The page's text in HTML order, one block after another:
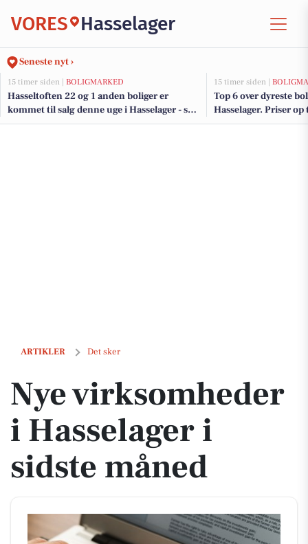
VORES Hasselager
Seneste nyt ›
15 timer siden | BOLIGMARKED
Hasseltoften 22 og 1 anden boliger er
kommet til salg denne uge i Hasselager - se
boligerne her.
15 timer siden |
Top 6 over dyreste
Hasselager. Priser
ARTIKLER Det sker
Nye virksomheder i Hasselager i sidste måned
Nye virksomheder
i Hasselager i
sidste måned